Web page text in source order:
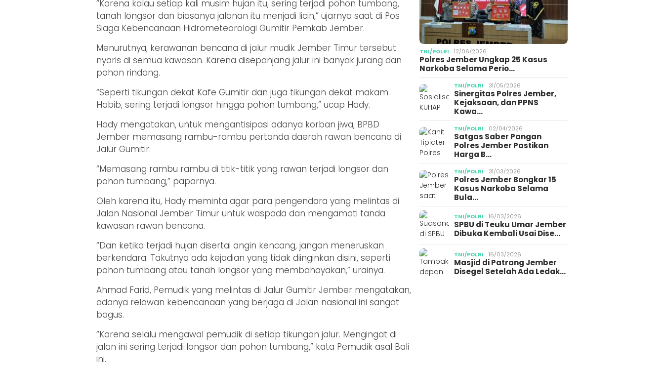
“Karena kalau setiap kali musim hujan itu, sering terjadi pohon tumbang,
tanah longsor dan biasanya jalanan itu menjadi licin,” ujarnya saat di Pos
Siaga Kebencanaan Hidrometeorologi Gumitir Pemkab Jember.
Menurutnya, kerawanan bencana di jalur mudik Jember Timur tersebut
nyaris di semua kawasan. Karena disepanjang jalur ini banyak jurang dan
pohon rindang.
“Seperti tikungan dekat Kafe Gumitir dan juga tikungan dekat makam
Habib, sering terjadi longsor hingga pohon tumbang,” ucap Hady.
Hady mengatakan, untuk mengantisipasi adanya korban jiwa, BPBD
Jember memasang rambu-rambu pertanda daerah rawan bencana di
Jalur Gumitir.
“Memasang rambu rambu di titik-titik yang rawan terjadi longsor dan
pohon tumbang,” paparnya.
Oleh karena itu, Hady meminta agar para pengendara yang melintas di
Jalan Nasional Jember Timur untuk waspada dan mengamati tanda
kawasan rawan bencana.
“Dan ketika terjadi hujan disertai angin kencang, jangan meneruskan
berkendara. Takutnya ada kejadian yang tidak diinginkan disini, seperti
pohon tumbang atau tanah longsor yang membahayakan,” urainya.
Ahmad Farid, Pemudik yang melintas di Jalur Gumitir Jember mengatakan,
adanya relawan kebencanaan yang berjaga di Jalan nasional ini sangat
bagus.
“Karena selalu mengawal pemudik di setiap tikungan jalur. Mengingat di
jalan ini sering terjadi longsor dan pohon tumbang,” kata Pemudik asal Bali
ini.
TNI/POLRI 12/06/2026
Polres Jember Ungkap 25 Kasus
Narkoba Selama Perio…
TNI/POLRI 31/05/2026
Sinergitas Polres Jember,
Kejaksaan, dan PPNS
Kawa…
TNI/POLRI 02/04/2026
Satgas Saber Pangan
Polres Jember Pastikan
Harga B…
TNI/POLRI 31/03/2026
Polres Jember Bongkar 15
Kasus Narkoba Selama
Bula…
TNI/POLRI 16/03/2026
SPBU di Teuku Umar Jember
Dibuka Kembali Usai Dise…
TNI/POLRI 16/03/2026
Masjid di Patrang Jember
Disegel Setelah Ada Ledak…